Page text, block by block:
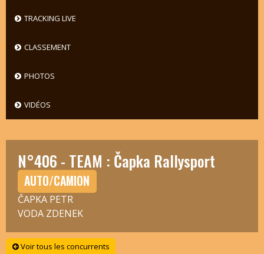
TRACKING LIVE
CLASSEMENT
PHOTOS
VIDÉOS
N°406 - TEAM : Čapka Rallysport
AUTO/CAMION
ČAPKA PETR
VODA ZDENEK
Voir tous les concurrents